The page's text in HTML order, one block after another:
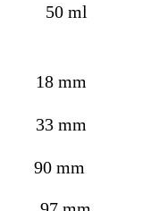
) 50 ml
mm